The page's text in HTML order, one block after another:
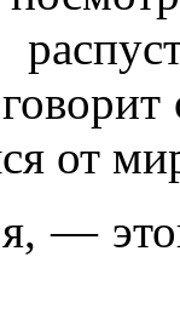
от
—